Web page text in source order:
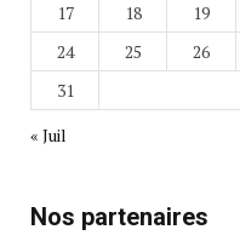
17
18 19
24
25 26
31
« Juil
Nos partenaires